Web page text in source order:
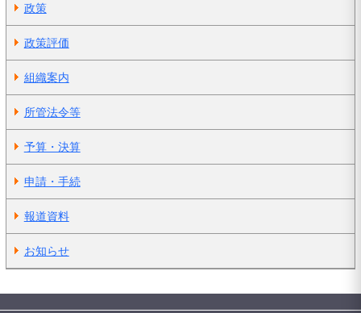
政策
政策評価
組織案内
所管法令等
予算・決算
申請・手続
報道資料
お知らせ